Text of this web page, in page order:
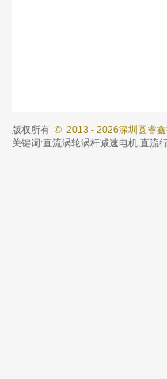
版权所有 © 2013 - 2026深圳圆睿鑫
关键词:直流涡轮涡杆减速电机,直流